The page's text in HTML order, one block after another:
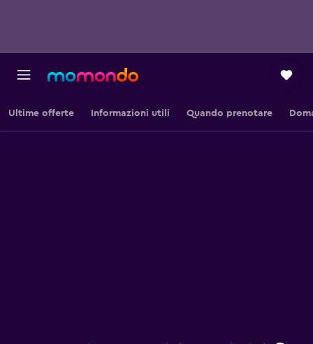
Ultime offerte Informazioni utili Quando prenotare